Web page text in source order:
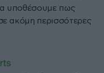
υποθέσουμε πως
ακόμη περισσότερες